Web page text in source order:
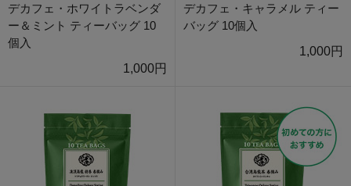
デカフェ・ホワイトラベンダ
ー＆ミント ティーバッグ 10
個入
1,000円
デカフェ・キャラメル ティー
バッグ 10個入
1,000円